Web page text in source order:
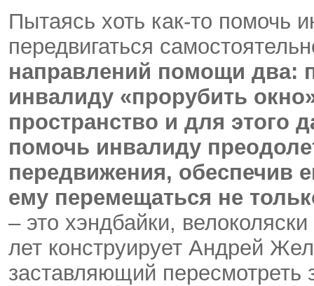
Пытаясь хоть как-то помочь
передвигаться
направлений помощи два:
инвалиду «прорубить
пространство и для этого
помочь инвалиду
передвижения, обеспечив
ему перемещаться не
– это хэндбайки,
лет конструирует Андрей
заставляющий пересмотреть